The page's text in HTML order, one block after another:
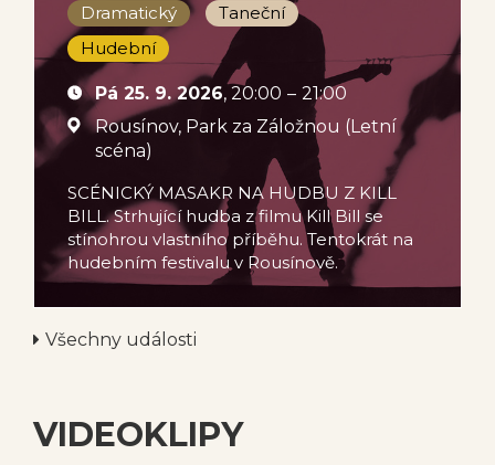
Dramatický
Taneční
Hudební
Pá 25. 9. 2026, 20:00 – 21:00
Rousínov, Park za Záložnou (Letní
scéna)
SCÉNICKÝ MASAKR NA HUDBU Z KILL
BILL. Strhující hudba z filmu Kill Bill se
stínohrou vlastního příběhu. Tentokrát na
hudebním festivalu v Rousínově.
Všechny události
VIDEOKLIPY